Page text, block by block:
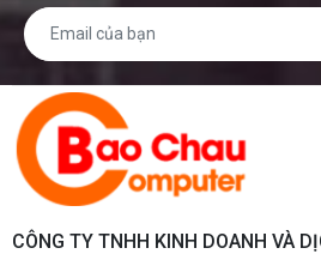
CÔNG TY TNHH KINH DOANH VÀ